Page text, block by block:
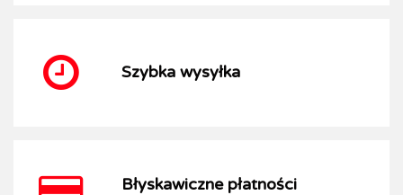
Szybka wysyłka
Błyskawiczne płatności